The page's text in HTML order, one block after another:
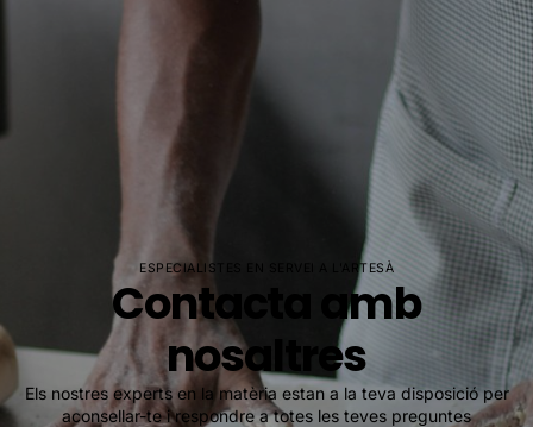
ESPECIALISTES EN SERVEI A L'ARTESÀ
Contacta amb
nosaltres
Els nostres experts en la matèria estan a la teva disposició per
aconsellar-te i respondre a totes les teves preguntes